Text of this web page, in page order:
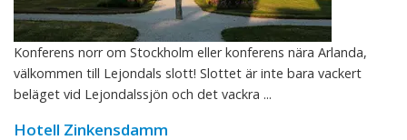
Konferens norr om Stockholm eller konferens nära Arlanda,
välkommen till Lejondals slott! Slottet är inte bara vackert
beläget vid Lejondalssjön och det vackra ...
Hotell Zinkensdamm